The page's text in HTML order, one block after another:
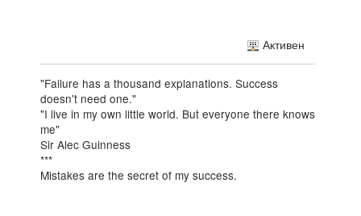
Активен
"Failure has a thousand explanations. Success
doesn't need one."
"I live in my own little world. But everyone there knows
me"
Sir Alec Guinness
***
Mistakes are the secret of my success.